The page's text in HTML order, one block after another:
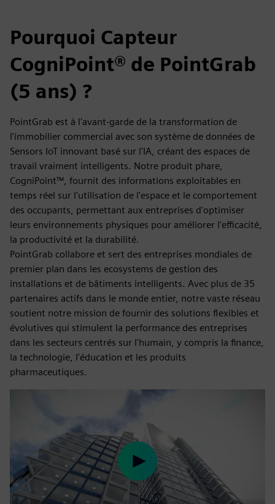
Pourquoi Capteur
CogniPoint® de PointGrab
(5 ans) ?
PointGrab est à l'avant-garde de la transformation de
l'immobilier commercial avec son système de données de
Sensors IoT innovant basé sur l'IA, créant des espaces de
travail vraiment intelligents. Notre produit phare,
CogniPoint™, fournit des informations exploitables en
temps réel sur l'utilisation de l'espace et le comportement
des occupants, permettant aux entreprises d'optimiser
leurs environnements physiques pour améliorer l'efficacité,
la productivité et la durabilité.
PointGrab collabore et sert des entreprises mondiales de
premier plan dans les ecosystems de gestion des
installations et de bâtiments intelligents. Avec plus de 35
partenaires actifs dans le monde entier, notre vaste réseau
soutient notre mission de fournir des solutions flexibles et
évolutives qui stimulent la performance des entreprises
dans les secteurs centrés sur l'humain, y compris la finance,
la technologie, l'éducation et les produits
pharmaceutiques.
Play